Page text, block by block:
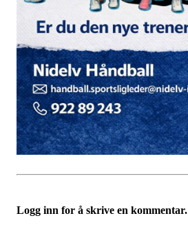
Logg inn for å skrive en kommentar.